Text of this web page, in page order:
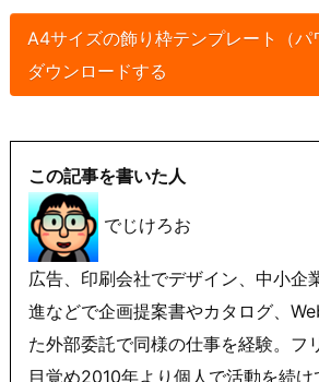
A4サイズの飾り枠テンプレート（パ
ダウンロードする
この記事を書いた人
でじけろお
広告、印刷会社でデザイン、中小企
進などで企画提案書やカタログ、
た外部委託で同様の仕事を経験。フ
目覚め2010年より個人で活動を続